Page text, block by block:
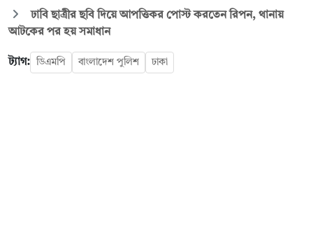
ঢাবি ছাত্রীর ছবি দিয়ে আপত্তিকর পোস্ট করতেন রিপন, থানায়
আটকের পর হয় সমাধান
ট্যাগ: ডিএমপি বাংলাদেশ পুলিশ ঢাকা